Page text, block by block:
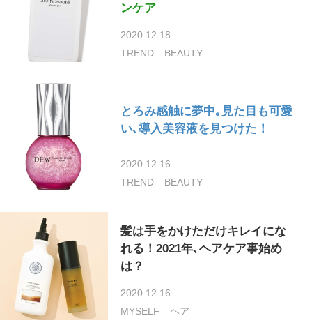
ンケア
2020.12.18
TREND
BEAUTY
とろみ感触に夢中｡見た目も可愛
い､導入美容液を見つけた！
2020.12.16
TREND
BEAUTY
髪は手をかけただけキレイにな
れる！2021年､ヘアケア事始め
は？
2020.12.16
MYSELF
ヘア